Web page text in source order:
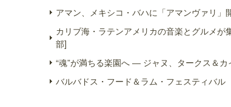
アマン、メキシコ・バハに「アマンヴァリ
カリブ海・ラテンアメリカの音楽とグルメ
部]
“魂”が満ちる楽園へ ― ジャヌ、タークス＆
バルバドス・フード＆ラム・フェスティバ